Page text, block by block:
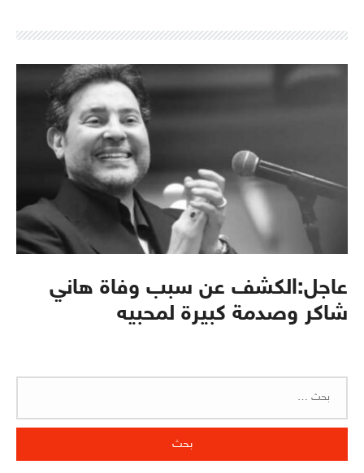
عاجل:الكشف عن سبب وفاة هاني
شاكر وصدمة كبيرة لمحبيه